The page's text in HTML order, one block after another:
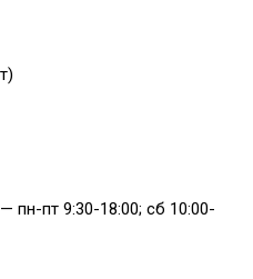
пн-пт 9:30-18:00; сб 10:00-